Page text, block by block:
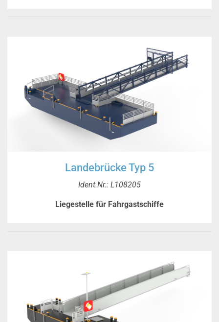
Landebrücke Typ 5
Ident.Nr.: L108205
Liegestelle für Fahrgastschiffe